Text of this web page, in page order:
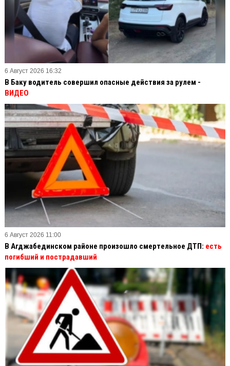
6 Август 2026 16:32
В Баку водитель совершил опасные действия за рулем -
ВИДЕО
6 Август 2026 11:00
В Агджабединском районе произошло смертельное ДТП: есть
погибший и пострадавший